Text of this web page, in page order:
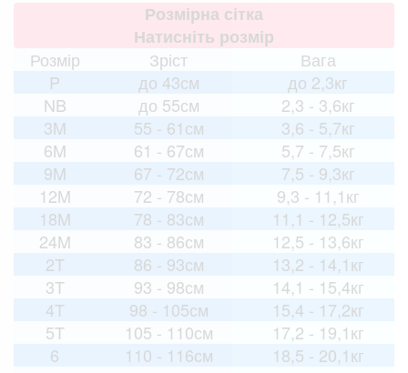
Розмірна сітка
Натисніть розмір
Розмір
Зріст
Вага
P
до 43см
до 2,3кг
NB
до 55см
2,3 - 3,6кг
3M
55 - 61см
3,6 - 5,7кг
6M
61 - 67см
5,7 - 7,5кг
9M
67 - 72см
7,5 - 9,3кг
12M
72 - 78см
9,3 - 11,1кг
18M
78 - 83см
11,1 - 12,5кг
24M
83 - 86см
12,5 - 13,6кг
2T
86 - 93см
13,2 - 14,1кг
3T
93 - 98см
14,1 - 15,4кг
4T
98 - 105см
15,4 - 17,2кг
5T
105 - 110см
17,2 - 19,1кг
6
110 - 116см
18,5 - 20,1кг